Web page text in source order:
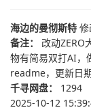
海边的曼彻斯特 修
备注： 改动ZERO
物有简易双打AI，
readme，更新日
千寻网盘： 1294
2025-10-12